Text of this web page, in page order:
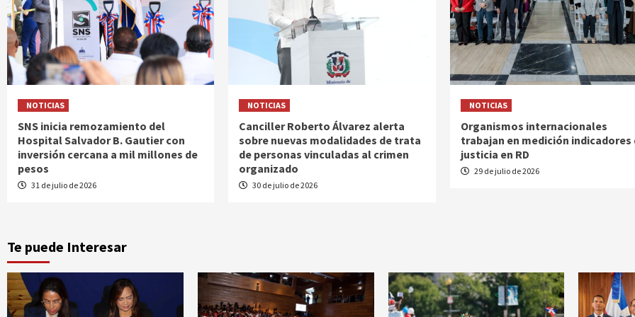
NOTICIAS
SNS inicia remozamiento del
Hospital Salvador B. Gautier con
inversión cercana a mil millones de
pesos
31 de julio de 2026
NOTICIAS
Canciller Roberto Álvarez alerta
sobre nuevas modalidades de trata
de personas vinculadas al crimen
organizado
30 de julio de 2026
NOTICIAS
Organismos internacionales
trabajan en medición indicadores
justicia en RD
29 de julio de 2026
Te puede Interesar